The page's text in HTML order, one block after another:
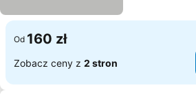
Od 160 zł
Zobacz ceny z 2 stron